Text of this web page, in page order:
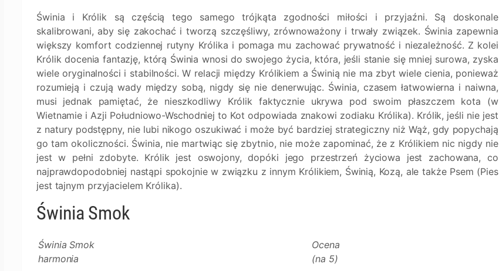
Świnia i Królik są częścią tego samego trójkąta zgodności miłości i przyjaźni. Są doskonale
skalibrowani, aby się zakochać i tworzą szczęśliwy, zrównoważony i trwały związek. Świnia zapewnia
większy komfort codziennej rutyny Królika i pomaga mu zachować prywatność i niezależność. Z kolei
Królik docenia fantazję, którą Świnia wnosi do swojego życia, która, jeśli stanie się mniej surowa, zyska
wiele oryginalności i stabilności. W relacji między Królikiem a Świnią nie ma zbyt wiele cienia, ponieważ
rozumieją i czują wady między sobą, nigdy się nie denerwując. Świnia, czasem łatwowierna i naiwna,
musi jednak pamiętać, że nieszkodliwy Królik faktycznie ukrywa pod swoim płaszczem kota (w
Wietnamie i Azji Południowo-Wschodniej to Kot odpowiada znakowi zodiaku Królika). Królik, jeśli nie jest
z natury podstępny, nie lubi nikogo oszukiwać i może być bardziej strategiczny niż Wąż, gdy popychają
go tam okoliczności. Świnia, nie martwiąc się zbytnio, nie może zapominać, że z Królikiem nic nigdy nie
jest w pełni zdobyte. Królik jest oswojony, dopóki jego przestrzeń życiowa jest zachowana, co
najprawdopodobniej nastąpi spokojnie w związku z innym Królikiem, Świnią, Kozą, ale także Psem (Pies
jest tajnym przyjacielem Królika).
Świnia Smok
Świnia Smok
harmonia
Ocena
(na 5)